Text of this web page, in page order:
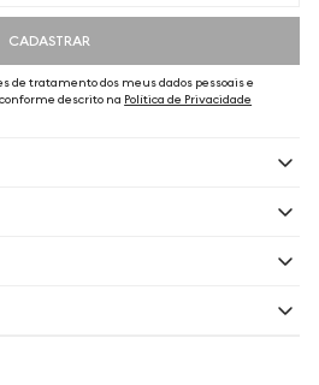
CADASTRAR
de tratamento dos meus dados pessoais e
descrito na Política de Privacidade